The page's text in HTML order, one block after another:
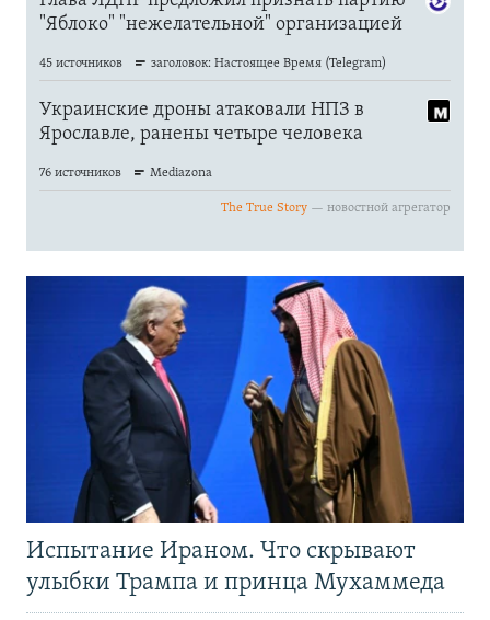
Испытание Ираном. Что скрывают
улыбки Трампа и принца Мухаммеда